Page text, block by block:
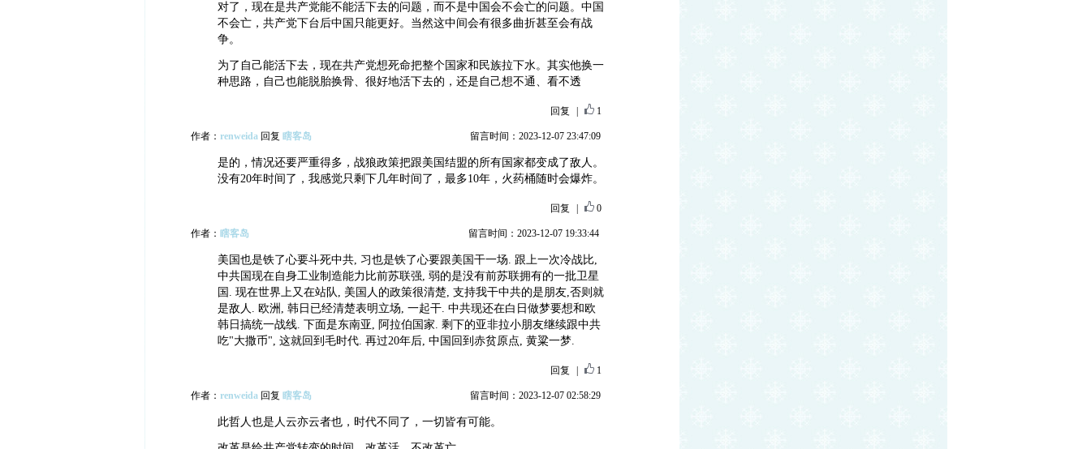
对了，现在是共产党能不能活下去的问题，而不是中国会不会亡的问题。中国
不会亡，共产党下台后中国只能更好。当然这中间会有很多曲折甚至会有战
争。
为了自己能活下去，现在共产党想死命把整个国家和民族拉下水。其实他换一
种思路，自己也能脱胎换骨、很好地活下去的，还是自己想不通、看不透
回复 1
作者： renweida回复 瞎客岛 留言时间：2023-12-07 23:47:09
是的，情况还要严重得多，战狼政策把跟美国结盟的所有国家都变成了敌人。
没有20年时间了，我感觉只剩下几年时间了，最多10年，火药桶随时会爆炸。
回复 0
作者： 瞎客岛 留言时间：2023-12-07 19:33:44
美国也是铁了心要斗死中共, 习也是铁了心要跟美国干一场. 跟上一次冷战比,
中共国现在自身工业制造能力比前苏联强, 弱的是没有前苏联拥有的一批卫星
国. 现在世界上又在站队, 美国人的政策很清楚, 支持我干中共的是朋友,否则就
是敌人. 欧洲, 韩日已经清楚表明立场, 一起干. 中共现还在白日做梦要想和欧
韩日搞统一战线. 下面是东南亚, 阿拉伯国家. 剩下的亚非拉小朋友继续跟中共
吃"大撒币", 这就回到毛时代. 再过20年后, 中国回到赤贫原点, 黄粱一梦.
回复 1
作者： renweida回复 瞎客岛 留言时间：2023-12-07 02:58:29
此哲人也是人云亦云者也，时代不同了，一切皆有可能。